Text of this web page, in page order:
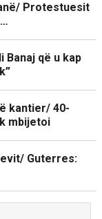
Protestuesit
Banaj që u kap
kantier/ 40-
mbijetoi
Guterres: